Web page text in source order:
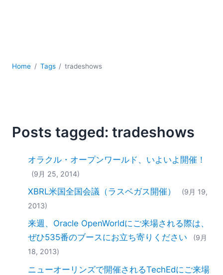
2020
2015
2014
2012
2010
2009
2007
Home Tags tradeshows
Posts tagged: tradeshows
オラクル・オープンワールド、いよいよ開催！
(9月 25, 2014)
XBRL米国全国会議（ラスベガス開催）
(9月 19,
2013)
来週、Oracle OpenWorldにご来場される際は、
ぜひ535番のブースにお立ち寄りください
(9月
18, 2013)
ニューオーリンズで開催されるTechEdにご来場